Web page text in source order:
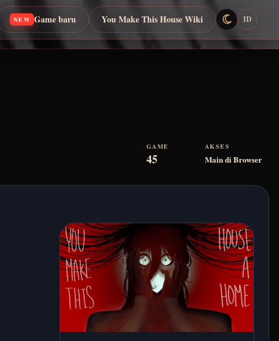
NEW Game baru You Make This House Wiki ID
GAME
45
AKSES
Main di Browser